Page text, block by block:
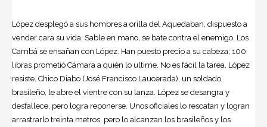
López desplegó a sus hombres a orilla del Aquedaban, dispuesto a
vender cara su vida. Sable en mano, se bate contra el enemigo. Los
Cambá se ensañan con López. Han puesto precio a su cabeza; 100
libras prometió Cámara a quién lo ultime. No es fácil la tarea, López
resiste. Chico Diabo (José Francisco Laucerada), un soldado
brasileño, le abre el vientre con su lanza. López se desangra y
desfallece, pero logra reponerse. Unos oficiales lo rescatan y logran
arrastrarlo treinta metros, pero lo alcanzan los brasileños y los